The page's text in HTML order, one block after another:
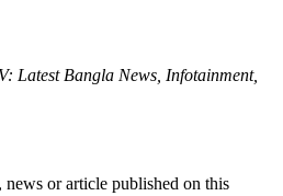
Latest Bangla News, Infotainment,
or article published on this